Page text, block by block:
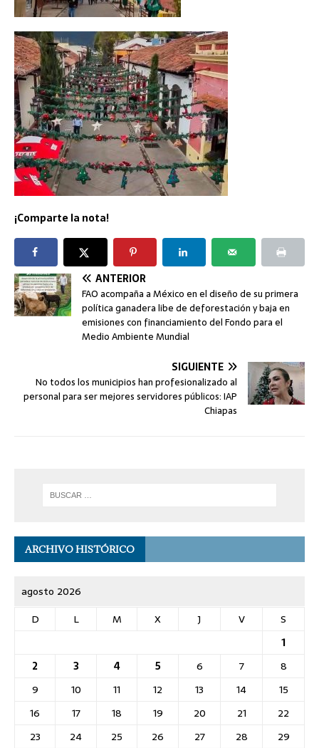
¡Comparte la nota!
ANTERIOR
FAO acompaña a México en el diseño de su primera
política ganadera libe de deforestación y baja en
emisiones con financiamiento del Fondo para el
Medio Ambiente Mundial
SIGUIENTE
No todos los municipios han profesionalizado al
personal para ser mejores servidores públicos: IAP
Chiapas
ARCHIVO HISTÓRICO
agosto 2026
D
L M X J V
S
1
2
3 4 5 6 7
8
9
10 11 12 13 14
15
16
17 18 19 20 21
22
23
24 25 26 27 28
29